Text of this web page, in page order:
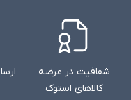
شفافیت در عرضه
کالاهای استوک